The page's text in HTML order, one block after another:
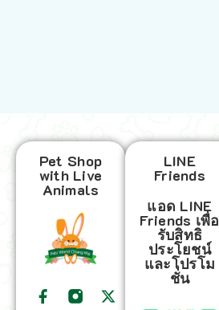
Pet Shop
with Live
Animals
LINE
Friends
แอด LINE
Friends เพื่อ
รับสิทธิ
ประโยชน์
และโปรโม
ชั่น